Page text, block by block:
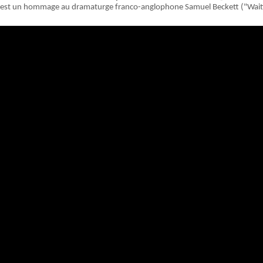
est un hommage au dramaturge franco-anglophone Samuel Beckett